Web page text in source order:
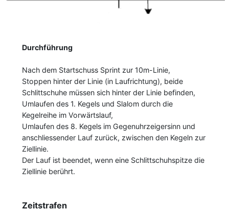
Durchführung
Nach dem Startschuss Sprint zur 10m-Linie,
Stoppen hinter der Linie (in Laufrichtung), beide
Schlittschuhe müssen sich hinter der Linie befinden,
Umlaufen des 1. Kegels und Slalom durch die
Kegelreihe im Vorwärtslauf,
Umlaufen des 8. Kegels im Gegenuhrzeigersinn und
anschliessender Lauf zurück, zwischen den Kegeln zur
Ziellinie.
Der Lauf ist beendet, wenn eine Schlittschuhspitze die
Ziellinie berührt.
Zeitstrafen